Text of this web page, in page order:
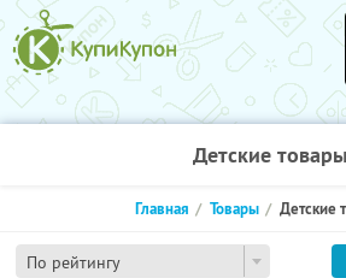
Детские товары
По рейтингу
Главная Товары Детские